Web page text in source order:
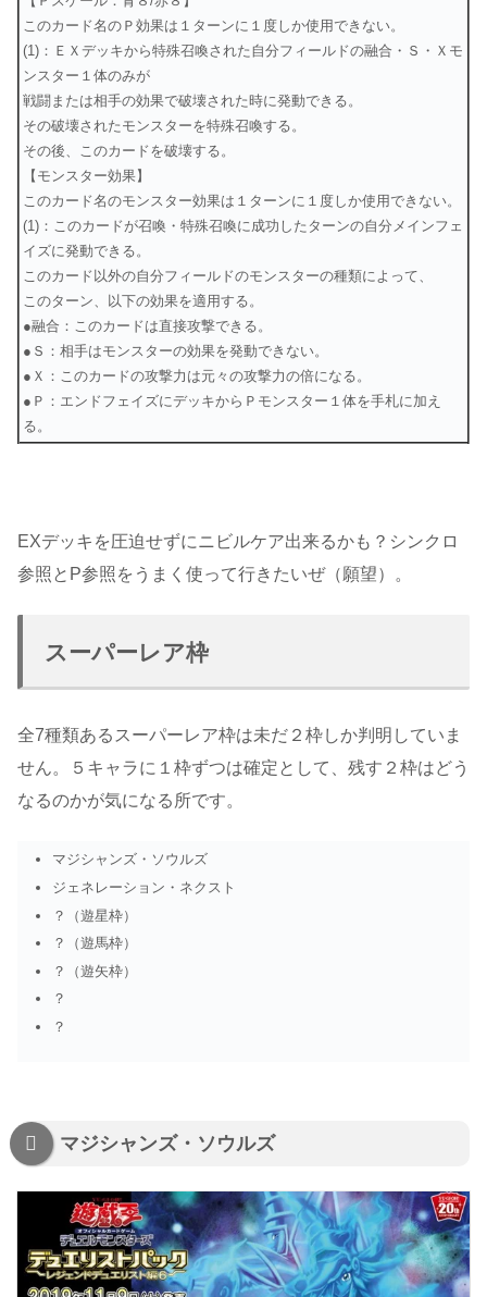
このカード名のＰ効果は１ターンに１度しか使用できない。
(1)：ＥＸデッキから特殊召喚された自分フィールドの融合・Ｓ・Ｘモ
ンスター１体のみが
戦闘または相手の効果で破壊された時に発動できる。
その破壊されたモンスターを特殊召喚する。
その後、このカードを破壊する。
【モンスター効果】
このカード名のモンスター効果は１ターンに１度しか使用できない。
(1)：このカードが召喚・特殊召喚に成功したターンの自分メインフェ
イズに発動できる。
このカード以外の自分フィールドのモンスターの種類によって、
このターン、以下の効果を適用する。
●融合：このカードは直接攻撃できる。
●Ｓ：相手はモンスターの効果を発動できない。
●Ｘ：このカードの攻撃力は元々の攻撃力の倍になる。
●Ｐ：エンドフェイズにデッキからＰモンスター１体を手札に加え
る。
EXデッキを圧迫せずにニビルケア出来るかも？シンクロ
参照とP参照をうまく使って行きたいぜ（願望）。
スーパーレア枠
全7種類あるスーパーレア枠は未だ２枠しか判明していま
せん。５キャラに１枠ずつは確定として、残す２枠はどう
なるのかが気になる所です。
マジシャンズ・ソウルズ
ジェネレーション・ネクスト
？（遊星枠）
？（遊馬枠）
？（遊矢枠）
？
？
マジシャンズ・ソウルズ